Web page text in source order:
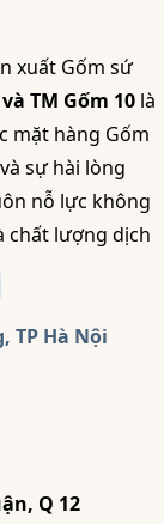
xuất Gốm sứ
TM Gốm 10 là
mặt hàng Gốm
sự hài lòng
nỗ lực không
chất lượng dịch
TP Hà Nội
Q 12